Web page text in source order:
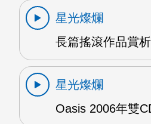
星光燦爛
長篇搖滾作品賞
星光燦爛
Oasis 2006年雙